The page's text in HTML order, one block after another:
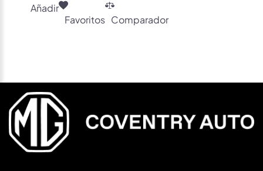
Añadir
Favoritos Comparador